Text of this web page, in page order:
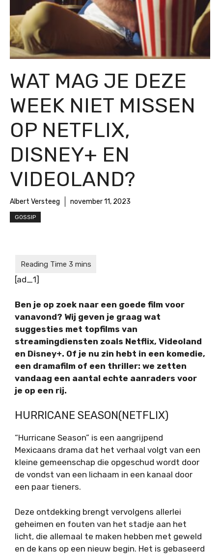
WAT MAG JE DEZE
WEEK NIET MISSEN
OP NETFLIX,
DISNEY+ EN
VIDEOLAND?
Albert Versteeg november 11, 2023
GOSSIP
[ad_1]
Ben je op zoek naar een goede film voor
vanavond? Wij geven je graag wat
suggesties met topfilms van
streamingdiensten zoals Netflix, Videoland
en Disney+. Of je nu zin hebt in een komedie,
een dramafilm of een thriller: we zetten
vandaag een aantal echte aanraders voor
je op een rij.
HURRICANE SEASON(NETFLIX)
“Hurricane Season” is een aangrijpend
Mexicaans drama dat het verhaal volgt van een
kleine gemeenschap die opgeschud wordt door
de vondst van een lichaam in een kanaal door
een paar tieners.
Deze ontdekking brengt vervolgens allerlei
geheimen en fouten van het stadje aan het
licht, die allemaal te maken hebben met geweld
en de kans op een nieuw begin. Het is gebaseerd